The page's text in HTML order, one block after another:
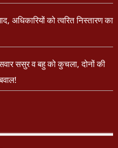
अधिकारियों को त्वरित निस्तारण का
ससुर व बहु को कुचला, दोनों की